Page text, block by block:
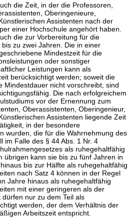
die Zeit, in der die Professoren,
Oberingenieure,
Assistenten nach der
einer Hochschule angehört haben.
die zur Vorbereitung für die
zu zwei Jahren. Die in einer
Mindestzeit für die
oder sonstiger
Leistungen kann als
berücksichtigt werden; soweit die
Mindestdauer nicht vorschreibt, sind
Die nach erfolgreichem
vor der Ernennung zum
Oberassistenten, Oberingenieur,
Assistenten liegende Zeit
in der besondere
wurden, die für die Wahrnehmung des
im Falle des § 44 Abs. 1 Nr. 4
als ruhegehaltfähig
übrigen kann sie bis zu fünf Jahren in
bis zur Hälfte als ruhegehaltfähig
nach Satz 4 können in der Regel
Jahre hinaus als ruhegehaltfähig
mit einer geringeren als der
nur zu dem Teil als
werden, der dem Verhältnis der
Arbeitszeit entspricht.